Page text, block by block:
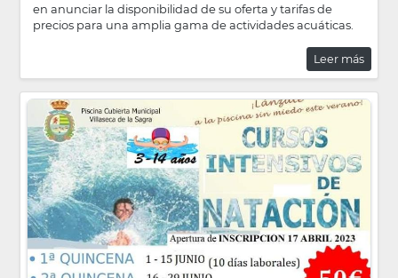
en anunciar la disponibilidad de su oferta y tarifas de
precios para una amplia gama de actividades acuáticas.
Leer más